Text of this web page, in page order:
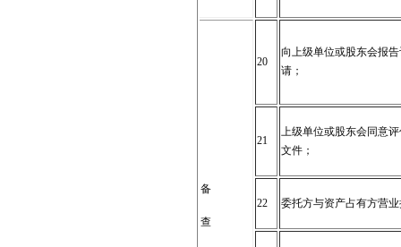
备
查
20
向上级单位或股东会报
请；
21
上级单位或股东会同意
文件；
22 委托方与资产占有方营